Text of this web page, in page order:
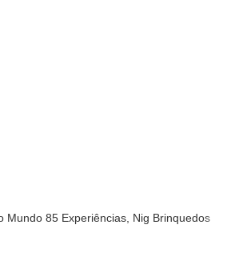
Mundo 85 Experiências, Nig Brinquedos